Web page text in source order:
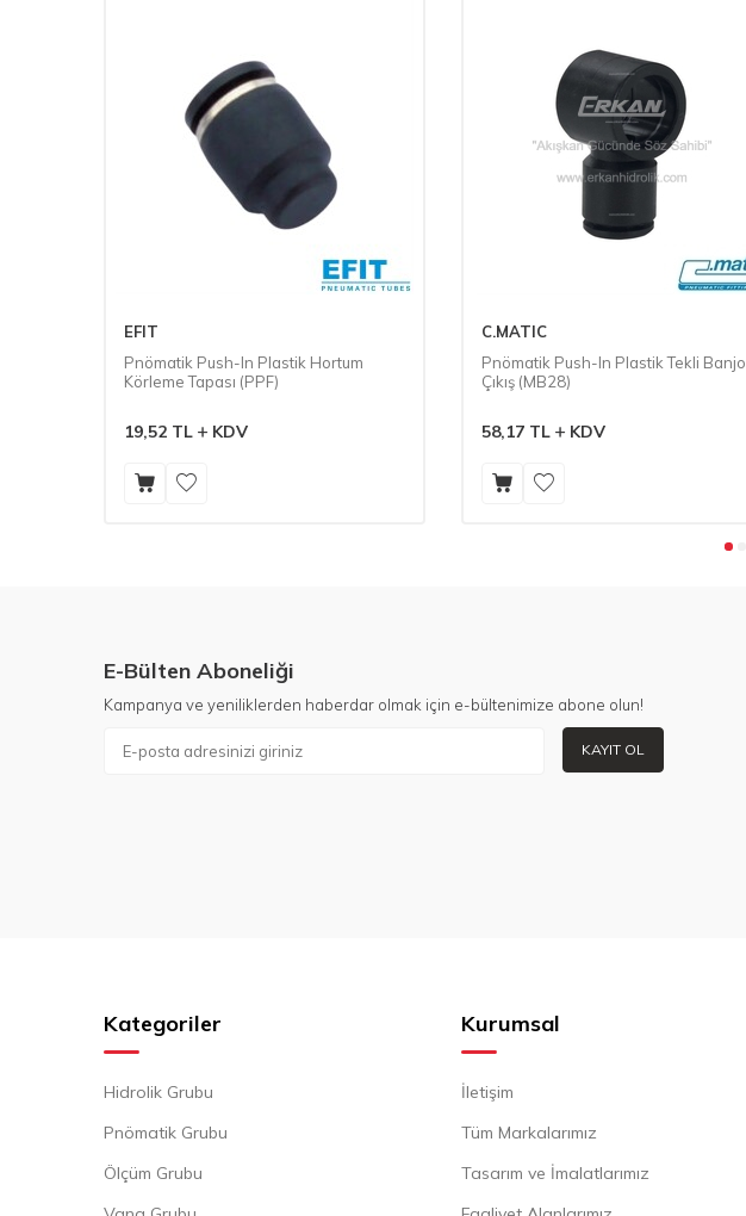
EFIT
Pnömatik Push-In Plastik Hortum
Körleme Tapası (PPF)
19,52 TL KDV
C.MATIC
Pnömatik Push-In Plastik Tekli Banjo
Çıkış (MB28)
58,17 TL KDV
E-Bülten Aboneliği
Kampanya ve yeniliklerden haberdar olmak için e-bültenimize abone olun!
KAYIT OL
Kategoriler
Hidrolik Grubu
Pnömatik Grubu
Ölçüm Grubu
Kurumsal
İletişim
Tüm Markalarımız
Tasarım ve İmalatlarımız